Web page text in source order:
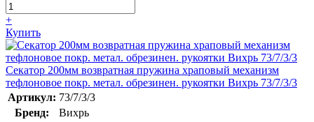
+
Купить
Секатор 200мм возвратная пружина храповый механизм
тефлоновое покр. метал. обрезинен. рукоятки Вихрь 73/7/3/3
Артикул: 73/7/3/3
Бренд:
Вихрь